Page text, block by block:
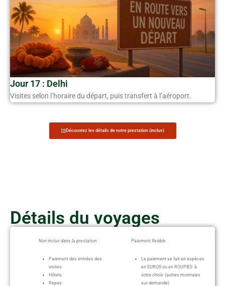
Jour 17 : Delhi
Visites selon l’horaire du départ, puis transfert à l’aéroport.
Découvrez les détails de notre prestation (inclus)
Détails du voyages
Non inclus dans la prestation :
Paiement des entrées des
visites
Hôtels
Repas
Paiement flexible
Le paiement se fait en espèces
en EUROS ou en ROUPIES à
votre choix (autres monnaies
sur demande)